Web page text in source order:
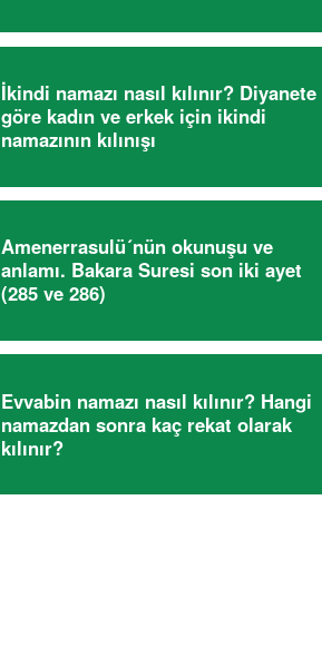
İkindi namazı nasıl kılınır? Diyanete
göre kadın ve erkek için ikindi
namazının kılınışı
Amenerrasulü´nün okunuşu ve
anlamı. Bakara Suresi son iki ayet
(285 ve 286)
Evvabin namazı nasıl kılınır? Hangi
namazdan sonra kaç rekat olarak
kılınır?